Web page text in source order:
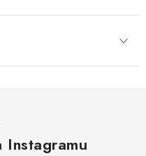
Instagramu